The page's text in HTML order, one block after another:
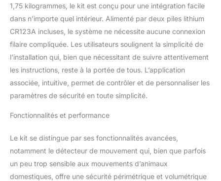
1,75 kilogrammes, le kit est conçu pour une intégration facile
dans n’importe quel intérieur. Alimenté par deux piles lithium
CR123A incluses, le système ne nécessite aucune connexion
filaire compliquée. Les utilisateurs soulignent la simplicité de
l’installation qui, bien que nécessitant de suivre attentivement
les instructions, reste à la portée de tous. L’application
associée, intuitive, permet de contrôler et de personnaliser les
paramètres de sécurité en toute simplicité.
Fonctionnalités et performance
Le kit se distingue par ses fonctionnalités avancées,
notamment le détecteur de mouvement qui, bien que parfois
un peu trop sensible aux mouvements d’animaux
domestiques, offre une sécurité périmétrique et volumétrique